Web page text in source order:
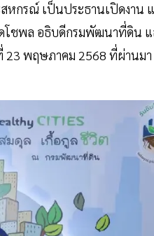
หกรณ์ เป็นประธานเปิดงาน
โชพล อธิบดีกรมพัฒนาที่ดิน
23 พฤษภาคม 2568 ที่ผ่าน